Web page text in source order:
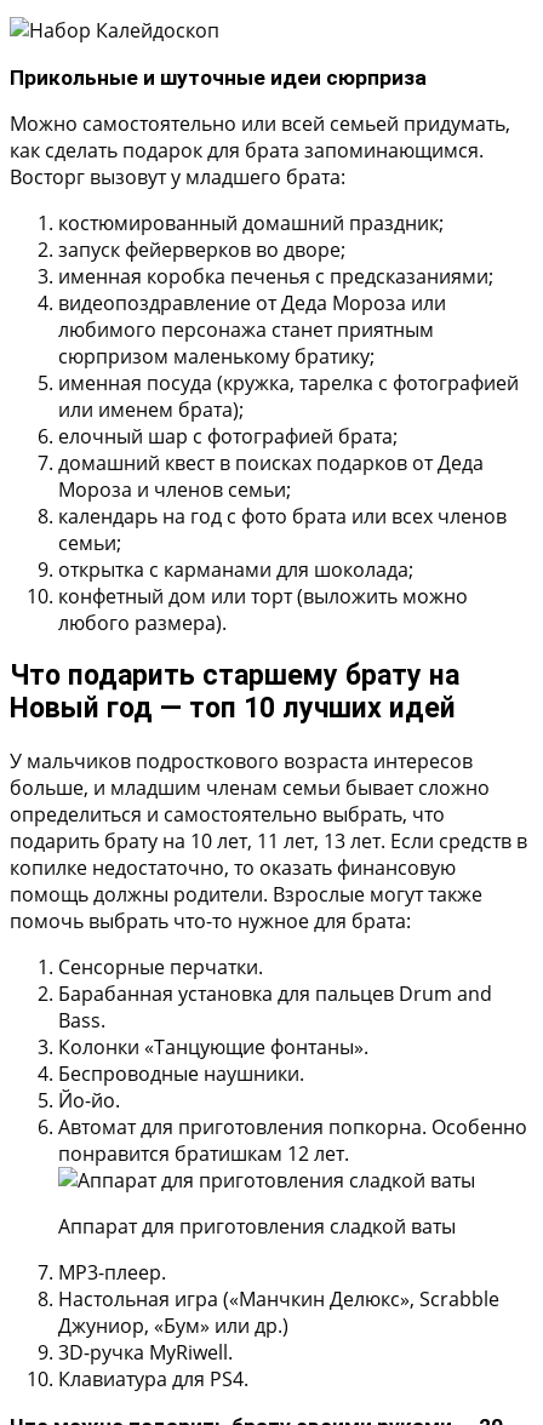
Прикольные и шуточные идеи сюрприза
Можно самостоятельно или всей семьей придумать,
как сделать подарок для брата запоминающимся.
Восторг вызовут у младшего брата:
костюмированный домашний праздник;
запуск фейерверков во дворе;
именная коробка печенья с предсказаниями;
видеопоздравление от Деда Мороза или
любимого персонажа станет приятным
сюрпризом маленькому братику;
именная посуда (кружка, тарелка с фотографией
или именем брата);
елочный шар с фотографией брата;
домашний квест в поисках подарков от Деда
Мороза и членов семьи;
календарь на год с фото брата или всех членов
семьи;
открытка с карманами для шоколада;
конфетный дом или торт (выложить можно
любого размера).
Что подарить старшему брату на
Новый год — топ 10 лучших идей
У мальчиков подросткового возраста интересов
больше, и младшим членам семьи бывает сложно
определиться и самостоятельно выбрать, что
подарить брату на 10 лет, 11 лет, 13 лет. Если средств в
копилке недостаточно, то оказать финансовую
помощь должны родители. Взрослые могут также
помочь выбрать что-то нужное для брата:
Сенсорные перчатки.
Барабанная установка для пальцев Drum and
Bass.
Колонки «Танцующие фонтаны».
Беспроводные наушники.
Йо-йо.
Автомат для приготовления попкорна. Особенно
понравится братишкам 12 лет.
Аппарат для приготовления сладкой ваты
МР3-плеер.
Настольная игра («Манчкин Делюкс», Scrabble
Джуниор, «Бум» или др.)
3D-ручка MyRiwell.
Клавиатура для PS4.